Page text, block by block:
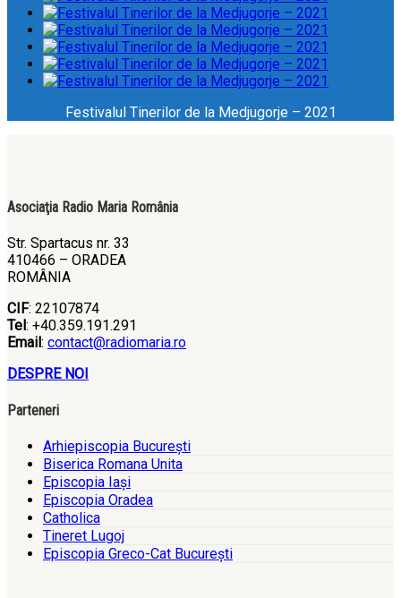
Festivalul Tinerilor de la Medjugorje – 2021
Asociaţia Radio Maria România
Str. Spartacus nr. 33
410466 – ORADEA
ROMÂNIA
CIF: 22107874
Tel : +40.359.191.291
Email : contact@radiomaria.ro
DESPRE NOI
Parteneri
Arhiepiscopia Bucureşti
Biserica Romana Unita
Episcopia Iaşi
Episcopia Oradea
Catholica
Tineret Lugoj
Episcopia Greco-Cat Bucureşti